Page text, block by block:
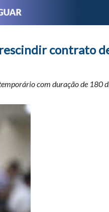
contrato
com duração de 180